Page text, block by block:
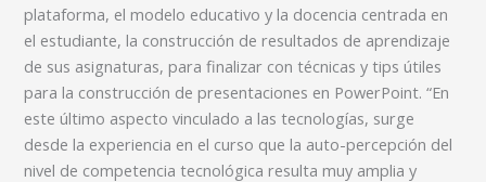
plataforma, el modelo educativo y la docencia centrada en
el estudiante, la construcción de resultados de aprendizaje
de sus asignaturas, para finalizar con técnicas y tips útiles
para la construcción de presentaciones en PowerPoint. “En
este último aspecto vinculado a las tecnologías, surge
desde la experiencia en el curso que la auto-percepción del
nivel de competencia tecnológica resulta muy amplia y